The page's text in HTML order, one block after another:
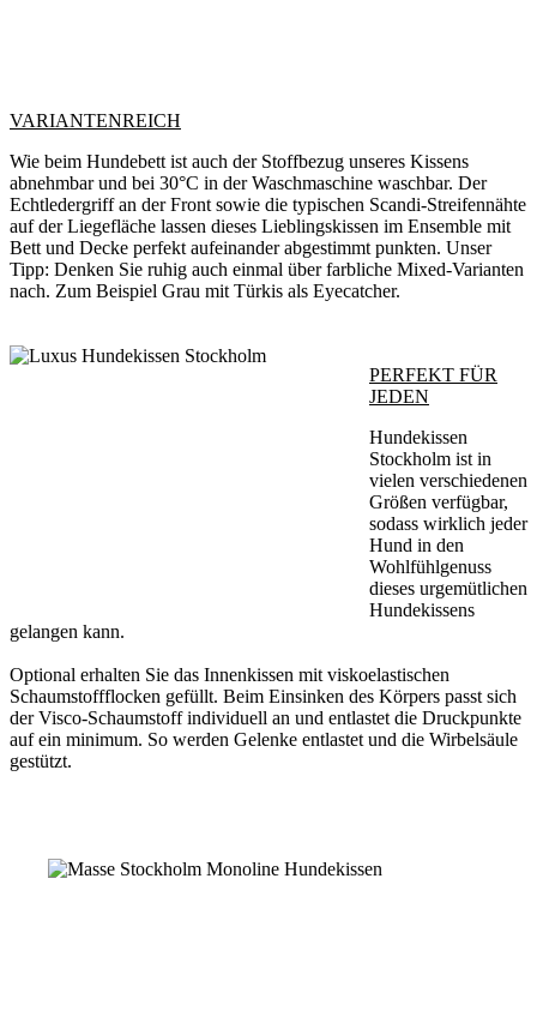
VARIANTENREICH
Wie beim Hundebett ist auch der Stoffbezug unseres Kissens
abnehmbar und bei 30°C in der Waschmaschine waschbar. Der
Echtledergriff an der Front sowie die typischen Scandi-Streifennähte
auf der Liegefläche lassen dieses Lieblingskissen im Ensemble mit
Bett und Decke perfekt aufeinander abgestimmt punkten. Unser
Tipp: Denken Sie ruhig auch einmal über farbliche Mixed-Varianten
nach. Zum Beispiel Grau mit Türkis als Eyecatcher.
PERFEKT FÜR
JEDEN
Hundekissen
Stockholm ist in
vielen verschiedenen
Größen verfügbar,
sodass wirklich jeder
Hund in den
Wohlfühlgenuss
dieses urgemütlichen
Hundekissens
gelangen kann.
Optional erhalten Sie das Innenkissen mit viskoelastischen
Schaumstoffflocken gefüllt. Beim Einsinken des Körpers passt sich
der Visco-Schaumstoff individuell an und entlastet die Druckpunkte
auf ein minimum. So werden Gelenke entlastet und die Wirbelsäule
gestützt.